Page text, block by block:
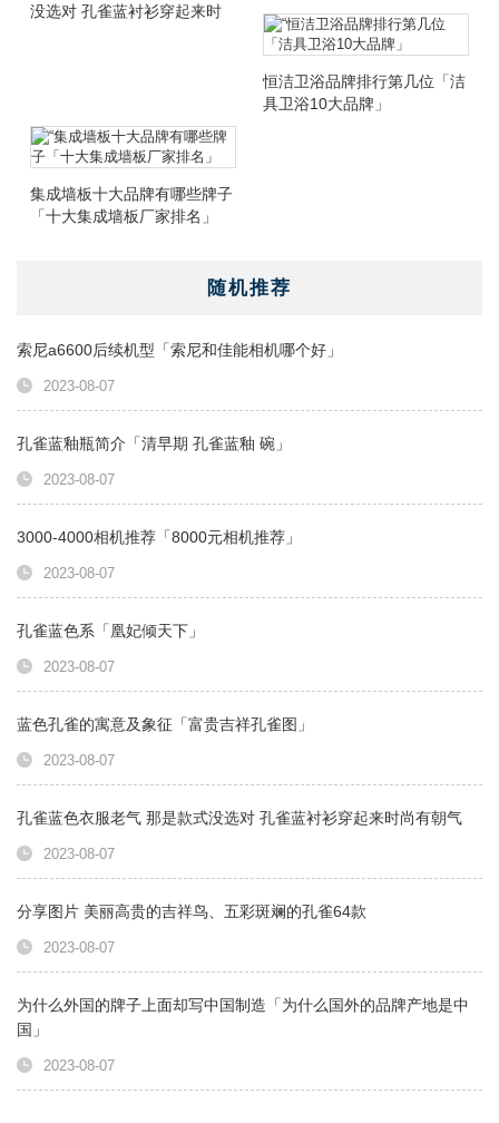
没选对 孔雀蓝衬衫穿起来时
恒洁卫浴品牌排行第几位「洁
具卫浴10大品牌」
集成墙板十大品牌有哪些牌子
「十大集成墙板厂家排名」
随机推荐
索尼a6600后续机型「索尼和佳能相机哪个好」
2023-08-07
孔雀蓝釉瓶简介「清早期 孔雀蓝釉 碗」
2023-08-07
3000-4000相机推荐「8000元相机推荐」
2023-08-07
孔雀蓝色系「凰妃倾天下」
2023-08-07
蓝色孔雀的寓意及象征「富贵吉祥孔雀图」
2023-08-07
孔雀蓝色衣服老气 那是款式没选对 孔雀蓝衬衫穿起来时尚有朝气
2023-08-07
分享图片 美丽高贵的吉祥鸟、五彩斑斓的孔雀64款
2023-08-07
为什么外国的牌子上面却写中国制造「为什么国外的品牌产地是中
国」
2023-08-07